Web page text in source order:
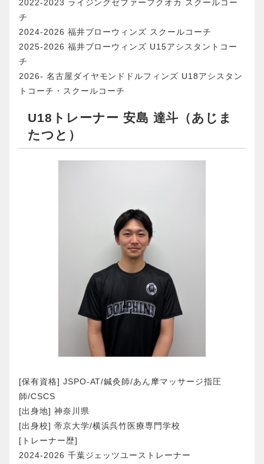
2022-2023 ライジングゼファーフクオカ スクールコー
チ
2024-2026 福井ブローウィンズ スクールコーチ
2025-2026 福井ブローウィンズ U15アシスタントコー
チ
2026- 名古屋ダイヤモンドドルフィンズ U18アシスタン
トコーチ・スクールコーチ
U18トレーナー 安島 達斗（あじま
たつと）
[保有資格] JSPO-AT/鍼灸師/あん摩マッサージ指圧
師/CSCS
[出身地] 神奈川県
[出身校] 帝京大学/横浜呉竹医療専門学校
[トレーナー歴]
2024-2026 千葉ジェッツユーストレーナー